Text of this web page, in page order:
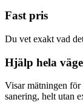
Fast pris
Du vet exakt vad
Hjälp hela
Visar mätningen
sanering, helt utan